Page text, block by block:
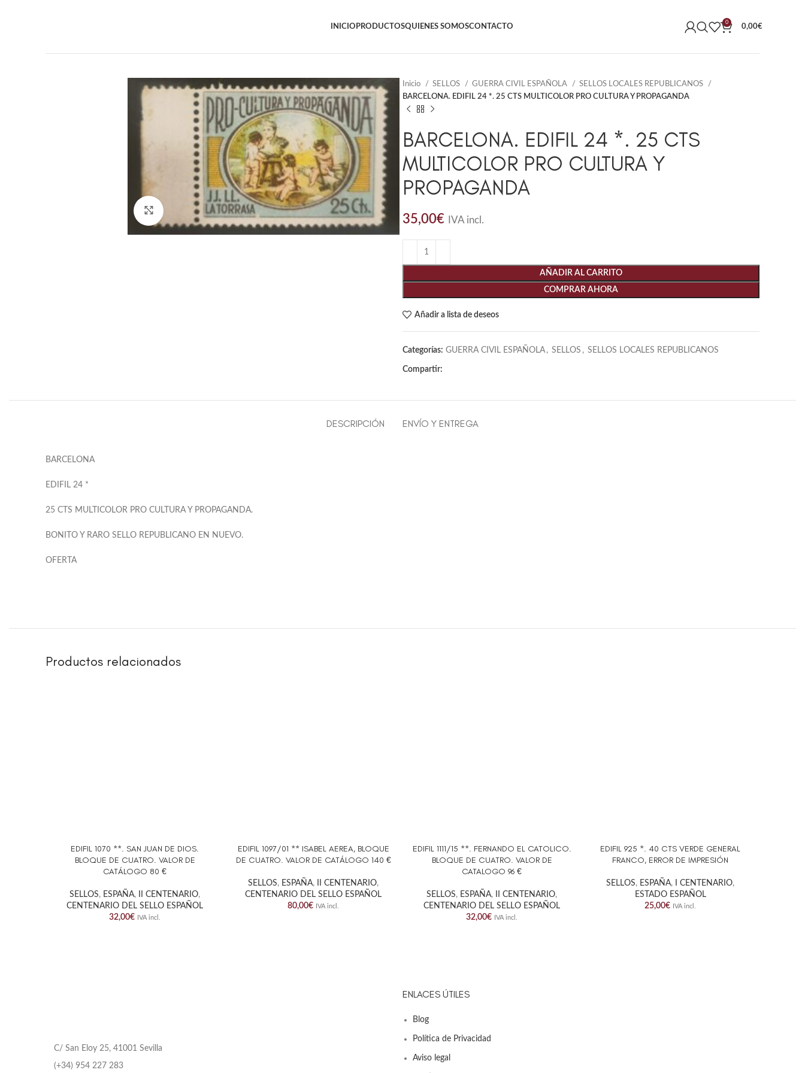
INICIO PRODUCTOSQUIENES SOMOSCONTACTO
0
0,00€
Click to enlarge
Inicio SELLOS GUERRA CIVIL ESPAÑOLA
SELLOS LOCALES REPUBLICANOS
BARCELONA. EDIFIL 24 *. 25 CTS MULTICOLOR PRO CULTURA Y PROPAGANDA
BARCELONA. EDIFIL 24 *. 25 CTS
MULTICOLOR PRO CULTURA Y
PROPAGANDA
35,00€ IVA incl.
AÑADIR AL CARRITO
COMPRAR AHORA
Añadir a lista de deseos
Categorías: GUERRA CIVIL ESPAÑOLA , SELLOS , SELLOS LOCALES REPUBLICANOS
Compartir:
DESCRIPCIÓN ENVÍO Y ENTREGA
BARCELONA
EDIFIL 24 *
25 CTS MULTICOLOR PRO CULTURA Y PROPAGANDA.
BONITO Y RARO SELLO REPUBLICANO EN NUEVO.
OFERTA
Productos relacionados
AÑADIR AL CARRITO
EDIFIL 1070 **. SAN JUAN DE DIOS.
BLOQUE DE CUATRO. VALOR DE
CATÁLOGO 80 €
SELLOS, ESPAÑA, II CENTENARIO,
CENTENARIO DEL SELLO ESPAÑOL
32,00€ IVA incl.
AÑADIR AL CARRITO
EDIFIL 1097/01 ** ISABEL AEREA, BLOQUE
DE CUATRO. VALOR DE CATÁLOGO 140 €
SELLOS, ESPAÑA, II CENTENARIO,
CENTENARIO DEL SELLO ESPAÑOL
80,00€ IVA incl.
AÑADIR AL CARRITO
EDIFIL 1111/15 **. FERNANDO EL CATOLICO.
BLOQUE DE CUATRO. VALOR DE
CATALOGO 96 €
SELLOS, ESPAÑA, II CENTENARIO,
CENTENARIO DEL SELLO ESPAÑOL
32,00€ IVA incl.
AÑADIR AL CARRITO
EDIFIL 925 *. 40 CTS VERDE GENERAL
FRANCO, ERROR DE IMPRESIÓN
SELLOS, ESPAÑA, I CENTENARIO,
ESTADO ESPAÑOL
25,00€ IVA incl.
C/ San Eloy 25, 41001 Sevilla
(+34) 954 227 283
ENLACES ÚTILES
Blog
Política de Privacidad
Aviso legal